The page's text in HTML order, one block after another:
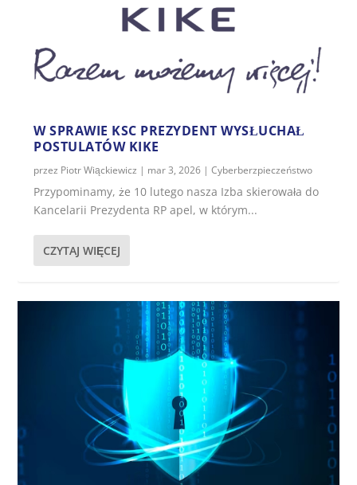
W SPRAWIE KSC PREZYDENT WYSŁUCHAŁ
POSTULATÓW KIKE
przez Piotr Wiąckiewicz | mar 3, 2026 |Cyberberzpieczeństwo
Przypominamy, że 10 lutego nasza Izba skierowała do
Kancelarii Prezydenta RP apel, w którym...
CZYTAJ WIĘCEJ